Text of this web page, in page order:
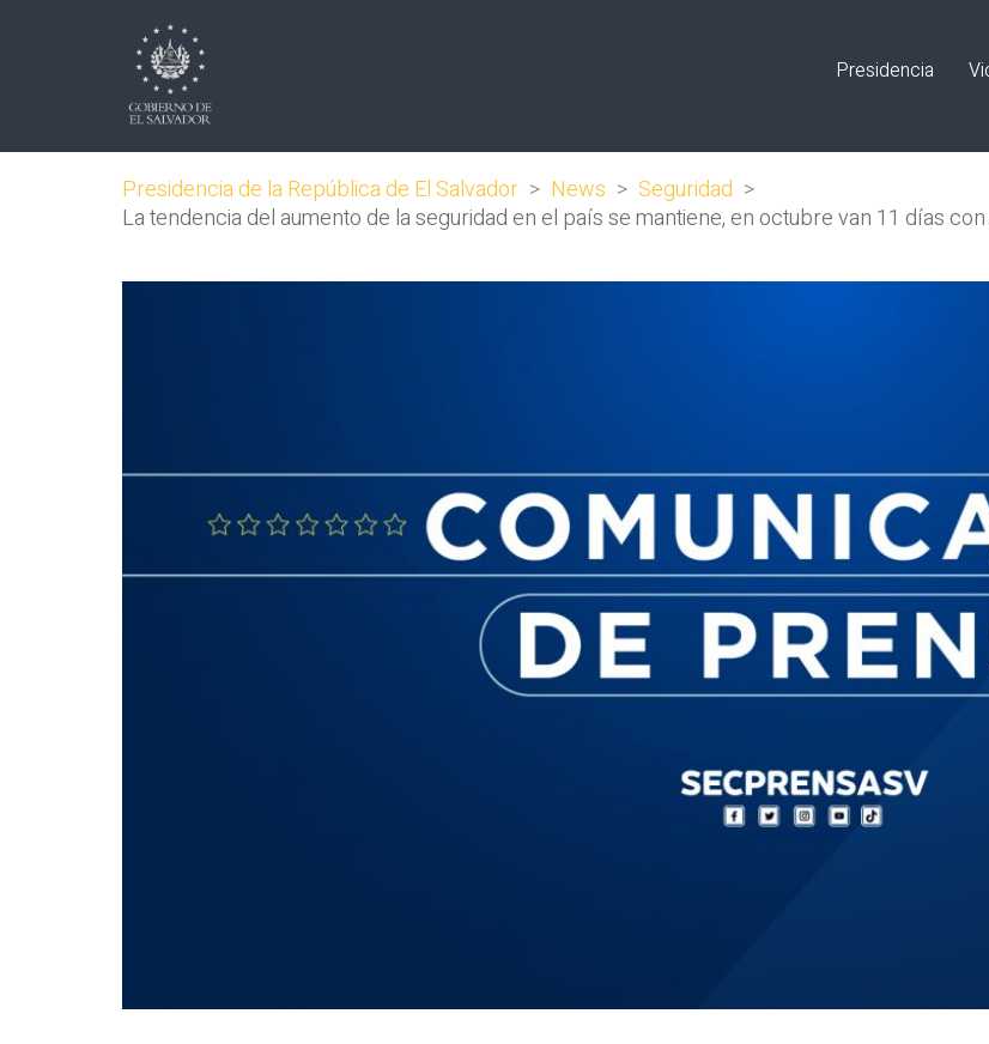
Presidencia
Presidencia de la República de El Salvador > News > Seguridad >
La tendencia del aumento de la seguridad en el país se mantiene, en octubre van 11 días